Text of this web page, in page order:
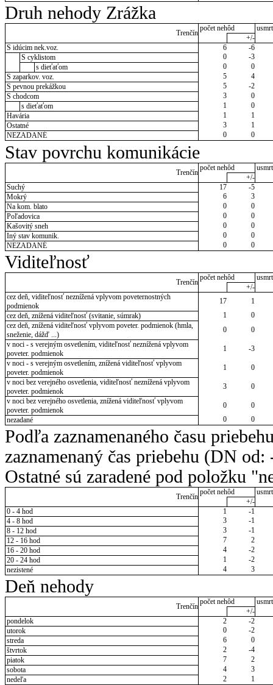
Druh nehody Zrážka
Trenčín
počet nehôd
+/-
S idúcim nek.voz.
6
-6
S cyklistom
0
-3
s dieťaťom
0
0
S zaparkov. voz.
5
4
S pevnou prekážkou
5
-2
S chodcom
3
0
s dieťaťom
1
0
Havária
1
1
Ostatné
3
1
NEZADANÉ
0 0
Stav povrchu komunikácie
Trenčín
počet nehôd
+/-
Suchý
17
-5
Mokrý
6
3
Na kom. blato
0
0
Poľadovica
0
0
Kašovitý sneh
0
0
Iný stav komunik.
0
0
NEZADANÉ
0 0
Viditeľnosť
Trenčín
počet nehôd
+/-
cez deň, viditeľnosť neznížená vplyvom poveternostných
podmienok
17
1
cez deň, znížená viditeľnosť (svitanie, súmrak)
1
0
cez deň, znížená viditeľnosť vplyvom poveter. podmienok (hmla,
sneženie, dážď ...)
0
0
v noci - s verejným osvetlením, viditeľnosť neznížená vplyvom
poveter. podmienok
1
-3
v noci - s verejným osvetlením, znížená viditeľnosť vplyvom
poveter. podmienok
1
0
v noci bez verejného osvetlenia, viditeľnosť neznížená vplyvom
poveter. podmienok
3
0
v noci bez verejného osvetlenia, znížená viditeľnosť vplyvom
poveter. podmienok
0
0
nezadané
0 0
Podľa zaznamenaného času
zaznamenaný čas priebehu (DN
Ostatné sú zaradené pod položku
Trenčín
počet nehôd
+/-
0 - 4 hod
1
-1
4 - 8 hod
3
-1
8 - 12 hod
3
-1
12 - 16 hod
7
2
16 - 20 hod
4
-2
20 - 24 hod
1
-2
nezistené
4 3
Deň nehody
Trenčín
počet nehôd
+/-
pondelok
2
-2
utorok
0
-2
streda
6
0
štvrtok
2
-4
piatok
7
2
sobota
4
3
nedeľa
2 1